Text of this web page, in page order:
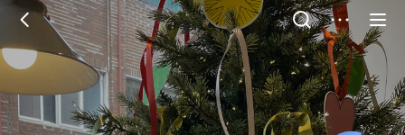
장